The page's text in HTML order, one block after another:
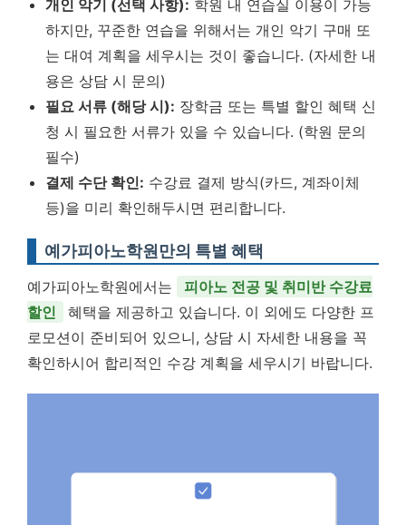
개인 악기 (선택 사항): 학원 내 연습실 이용이 가능
하지만, 꾸준한 연습을 위해서는 개인 악기 구매 또
는 대여 계획을 세우시는 것이 좋습니다. (자세한 내
용은 상담 시 문의)
필요 서류 (해당 시): 장학금 또는 특별 할인 혜택 신
청 시 필요한 서류가 있을 수 있습니다. (학원 문의
필수)
결제 수단 확인: 수강료 결제 방식(카드, 계좌이체
등)을 미리 확인해두시면 편리합니다.
예가피아노학원만의 특별 혜택
예가피아노학원에서는
피아노 전공 및 취미반 수강료
할인
혜택을 제공하고 있습니다. 이 외에도 다양한 프
로모션이 준비되어 있으니, 상담 시 자세한 내용을 꼭
확인하시어 합리적인 수강 계획을 세우시기 바랍니다.